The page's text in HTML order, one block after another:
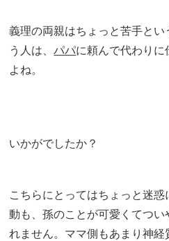
義理の両親はちょっと苦手と
う人は、パパに頼んで代わりに
よね。
いかがでしたか？
こちらにとってはちょっと迷
動も、孫のことが可愛くてつ
れません。ママ側もあまり神